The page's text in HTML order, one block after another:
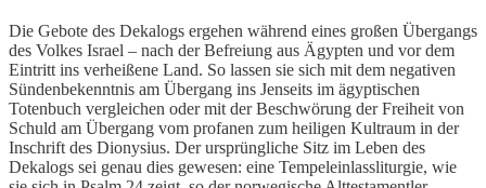
Die Gebote des Dekalogs ergehen während eines großen Übergangs
des Volkes Israel – nach der Befreiung aus Ägypten und vor dem
Eintritt ins verheißene Land. So lassen sie sich mit dem negativen
Sündenbekenntnis am Übergang ins Jenseits im ägyptischen
Totenbuch vergleichen oder mit der Beschwörung der Freiheit von
Schuld am Übergang vom profanen zum heiligen Kultraum in der
Inschrift des Dionysius. Der ursprüngliche Sitz im Leben des
Dekalogs sei genau dies gewesen: eine Tempeleinlassliturgie, wie